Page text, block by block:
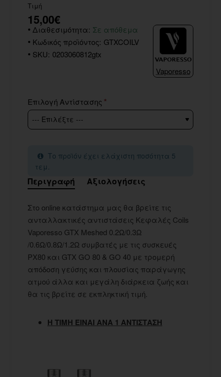
Τιμή
15,00€
Διαθεσιμότητα: Σε απόθεμα
Κωδικός προϊόντος: GTXCOILV
SKU: 0203060812gtx
Vaporesso
Επιλογή Αντίστασης
Το προϊόν έχει ελάχιστη ποσότητα 5
τεμ.
Περιγραφή Αξιολογήσεις
Στο online κατάστημα μας θα βρείτε τις
ανταλλακτικές αντιστάσεις Κεφαλές Coils
Vaporesso GTX Meshed 0.2Ω/0.3Ω
/0.6Ω/0.8Ω/1.2Ω συμβατές με τις συσκευές
PX80 και GTX GO 80 & GO 40 με τρομερή
απόδοση γεύσης και πλουσίας παράγωγης
ατμού άλλα και μεγάλη διάρκεια ζωής και
θα τις βρείτε σε εκπληκτική τιμή.
Η ΤΙΜΗ ΕΙΝΑΙ ΑΝΑ 1 ΑΝΤΙΣΤΑΣΗ